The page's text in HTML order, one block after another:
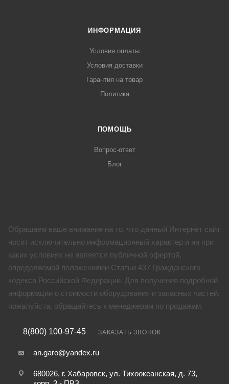
ИНФОРМАЦИЯ
Условия оплаты
Условия доставки
Гарантия на товар
Политика
ПОМОЩЬ
Вопрос-ответ
Блог
Обращаем ваше внимание на то, что данный Интернет сайт
носит исключительно информационный характер и ни при
каких условиях не является публичной офертой,
определяемой положениями Статьи 437 Гражданского
кодекса Российской Федерации. Для получения подробной
информации о стоимости оборудования и запасных частей,
пожалуйста, обращайтесь к менеджерам по продажам.
8(800) 100-97-45 ЗАКАЗАТЬ ЗВОНОК
an.garo@yandex.ru
680026, г. Хабаровск, ул. Тихоокеанская, д. 73,